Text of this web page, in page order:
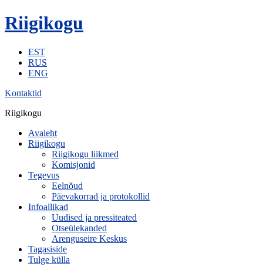
Riigikogu
EST
RUS
ENG
Kontaktid
Riigikogu
Avaleht
Riigikogu
Riigikogu liikmed
Komisjonid
Tegevus
Eelnõud
Päevakorrad ja protokollid
Infoallikad
Uudised ja pressiteated
Otseülekanded
Arenguseire Keskus
Tagasiside
Tulge külla